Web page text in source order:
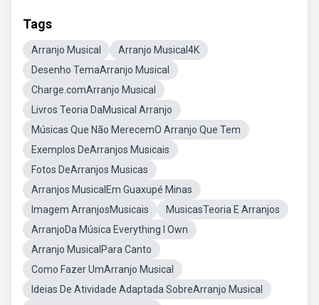
Tags
Arranjo Musical
Arranjo Musical4K
Desenho TemaArranjo Musical
Charge.comArranjo Musical
Livros Teoria DaMusical Arranjo
Músicas Que Não MerecemO Arranjo Que Tem
Exemplos DeArranjos Musicais
Fotos DeArranjos Musicas
Arranjos MusicalEm Guaxupé Minas
Imagem ArranjosMusicais
MusicasTeoria E Arranjos
ArranjoDa Música Everything I Own
Arranjo MusicalPara Canto
Como Fazer UmArranjo Musical
Ideias De Atividade Adaptada SobreArranjo Musical